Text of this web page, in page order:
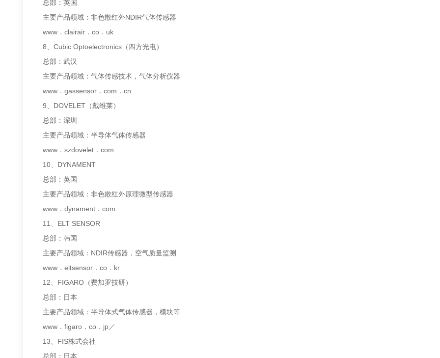
总部：英国
主要产品领域：非色散红外NDIR气体传感器
www．clairair．co．uk
8、Cubic Optoelectronics（四方光电）
总部：武汉
主要产品领域：气体传感技术，气体分析仪器
www．gassensor．com．cn
9、DOVELET（戴维莱）
总部：深圳
主要产品领域：半导体气体传感器
www．szdovelet．com
10、DYNAMENT
总部：英国
主要产品领域：非色散红外原理微型传感器
www．dynament．com
11、ELT SENSOR
总部：韩国
主要产品领域：NDIR传感器，空气质量监测
www．eltsensor．co．kr
12、FIGARO（费加罗技研）
总部：日本
主要产品领域：半导体式气体传感器，模块等
www．figaro．co．jp／
13、FIS株式会社
总部：日本